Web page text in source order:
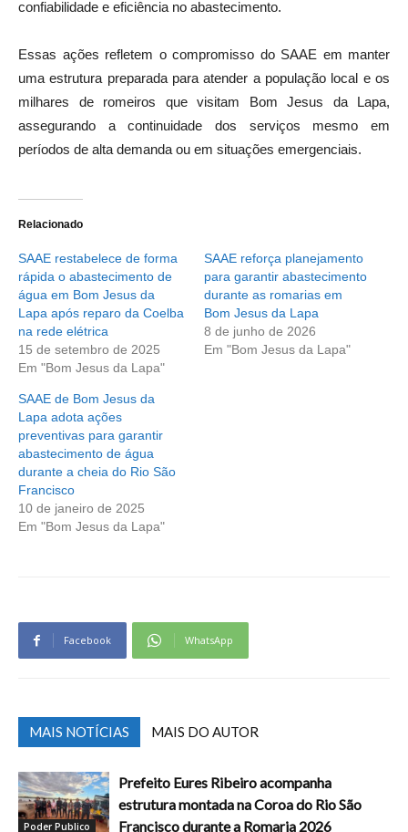
confiabilidade e eficiência no abastecimento.
Essas ações refletem o compromisso do SAAE em manter
uma estrutura preparada para atender a população local e os
milhares de romeiros que visitam Bom Jesus da Lapa,
assegurando a continuidade dos serviços mesmo em
períodos de alta demanda ou em situações emergenciais.
Relacionado
SAAE restabelece de forma
rápida o abastecimento de
água em Bom Jesus da
Lapa após reparo da Coelba
na rede elétrica
15 de setembro de 2025
Em "Bom Jesus da Lapa"
SAAE reforça planejamento
para garantir abastecimento
durante as romarias em
Bom Jesus da Lapa
8 de junho de 2026
Em "Bom Jesus da Lapa"
SAAE de Bom Jesus da
Lapa adota ações
preventivas para garantir
abastecimento de água
durante a cheia do Rio São
Francisco
10 de janeiro de 2025
Em "Bom Jesus da Lapa"
Facebook WhatsApp
MAIS NOTÍCIAS MAIS DO AUTOR
Poder Publico
Prefeito Eures Ribeiro acompanha
estrutura montada na Coroa do Rio São
Francisco durante a Romaria 2026